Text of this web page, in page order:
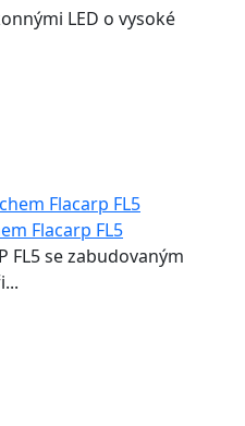
LED o vysoké
Flacarp FL5
FL5 se zabudovaným